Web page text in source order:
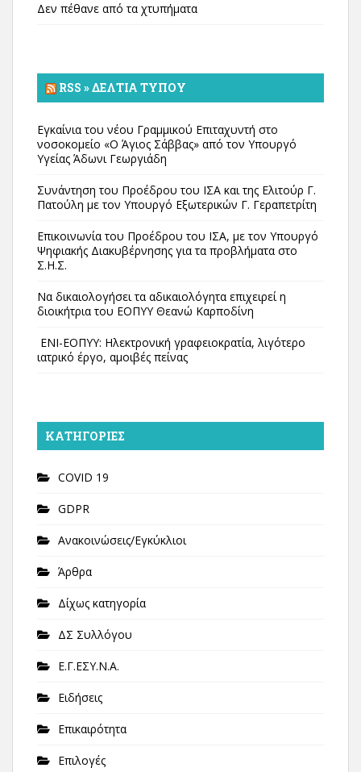
Δεν πέθανε από τα χτυπήματα
RSS » ΔΕΛΤΊΑ ΤΎΠΟΥ
Εγκαίνια του νέου Γραμμικού Επιταχυντή στο
νοσοκομείο «Ο Άγιος Σάββας» από τον Υπουργό
Υγείας Άδωνι Γεωργιάδη
Συνάντηση του Προέδρου του ΙΣΑ και της Ελιτούρ Γ.
Πατούλη με τον Υπουργό Εξωτερικών Γ. Γεραπετρίτη
Επικοινωνία του Προέδρου του ΙΣΑ, με τον Υπουργό
Ψηφιακής Διακυβέρνησης για τα προβλήματα στο
Σ.Η.Σ.
Να δικαιολογήσει τα αδικαιολόγητα επιχειρεί η
διοικήτρια του ΕΟΠΥΥ Θεανώ Καρποδίνη
ΕΝΙ-ΕΟΠΥΥ: Ηλεκτρονική γραφειοκρατία, λιγότερο
ιατρικό έργο, αμοιβές πείνας
KΑΤΗΓΟΡΊΕΣ
COVID 19
GDPR
Ανακοινώσεις/Εγκύκλιοι
Άρθρα
Δίχως κατηγορία
ΔΣ Συλλόγου
Ε.Γ.ΕΣΥ.Ν.Α.
Ειδήσεις
Επικαιρότητα
Επιλογές